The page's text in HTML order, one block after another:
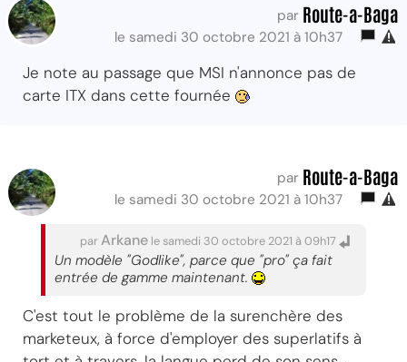
par Route-a-Baga
le samedi 30 octobre 2021 à 10h37
Je note au passage que MSI n'annonce pas de
carte ITX dans cette fournée
par Route-a-Baga
le samedi 30 octobre 2021 à 10h37
parArkane le samedi 30 octobre 2021 à 09h17
Un modèle "Godlike", parce que "pro" ça fait
entrée de gamme maintenant.
C'est tout le problème de la surenchère des
marketeux, à force d'employer des superlatifs à